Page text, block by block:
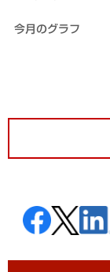
今月のグラフ